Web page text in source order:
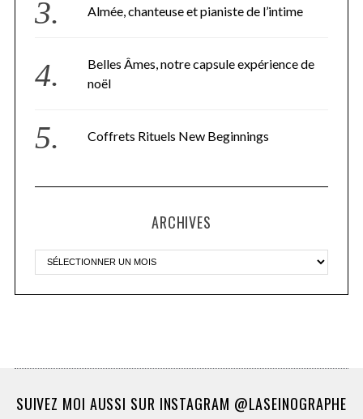
Almée, chanteuse et pianiste de l’intime
Belles Âmes, notre capsule expérience de
noël
Coffrets Rituels New Beginnings
ARCHIVES
SUIVEZ MOI AUSSI SUR INSTAGRAM @LASEINOGRAPHE